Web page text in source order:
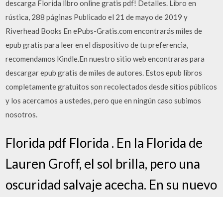
descarga Florida libro online gratis pdf! Detalles. Libro en
rústica, 288 páginas Publicado el 21 de mayo de 2019 y
Riverhead Books En ePubs-Gratis.com encontrarás miles de
epub gratis para leer en el dispositivo de tu preferencia,
recomendamos Kindle.En nuestro sitio web encontraras para
descargar epub gratis de miles de autores. Estos epub libros
completamente gratuitos son recolectados desde sitios públicos
y los acercamos a ustedes, pero que en ningún caso subimos
nosotros.
Florida pdf Florida . En la Florida de
Lauren Groff, el sol brilla, pero una
oscuridad salvaje acecha. En su nuevo